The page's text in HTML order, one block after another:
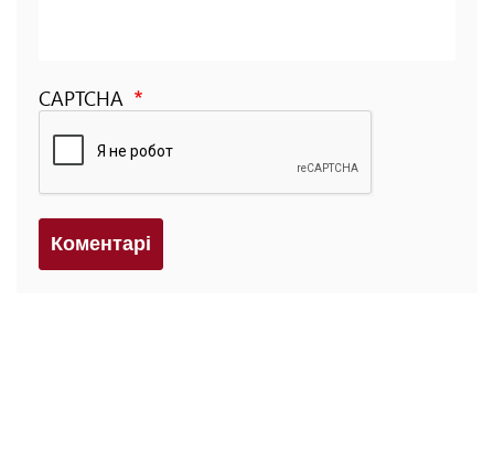
CAPTCHA
Коментарi